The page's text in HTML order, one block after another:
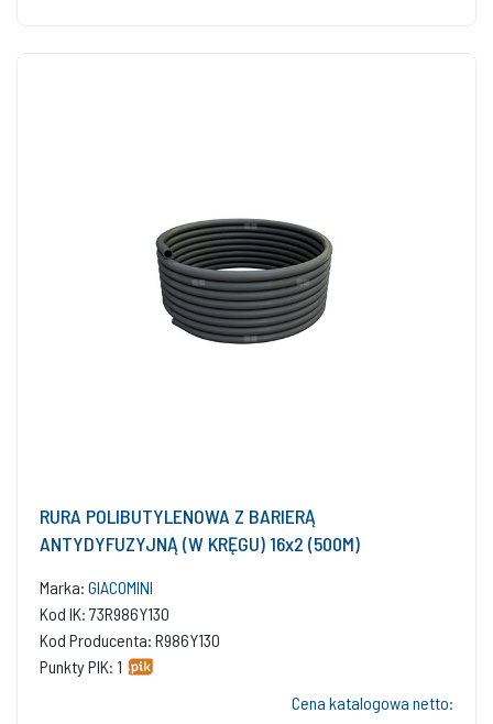
RURA POLIBUTYLENOWA Z BARIERĄ
ANTYDYFUZYJNĄ (W KRĘGU) 16x2 (500M)
Marka: GIACOMINI
Kod IK: 73R986Y130
Kod Producenta: R986Y130
Punkty PIK: 1
Cena katalogowa netto: